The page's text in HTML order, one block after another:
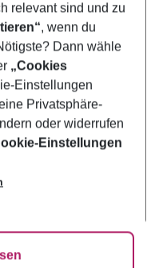
relevant sind und zu
, wenn du
Dann wähle
„Cookies
Einstellungen
Privatsphäre-
oder widerrufen
Einstellungen